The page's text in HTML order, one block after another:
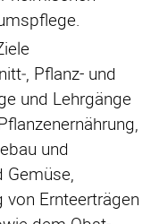
Pflanz- und
und Lehrgänge
und
Gemüse,
von Ernteerträgen